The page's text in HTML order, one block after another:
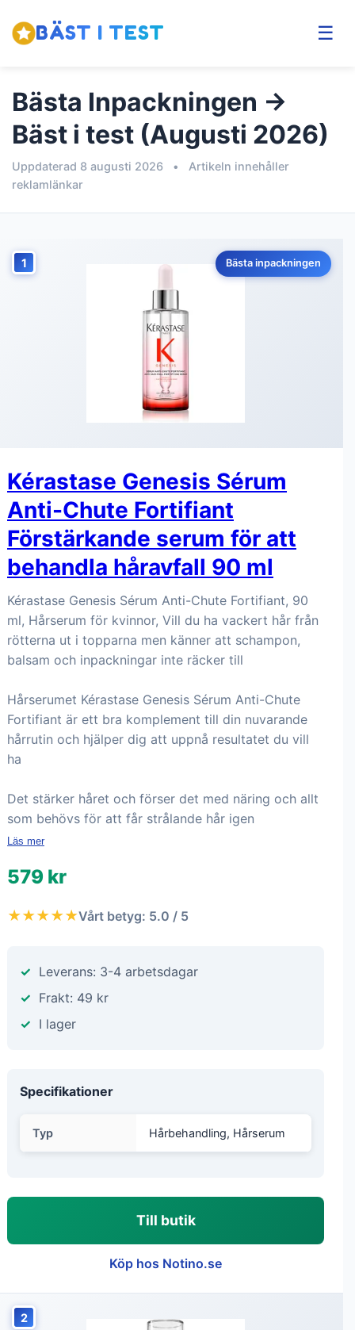
BÄST I TEST ☰
Bästa Inpackningen →
Bäst i test (Augusti 2026)
Uppdaterad 8 augusti 2026 •
Artikeln innehåller
reklamlänkar
1 Bästa inpackningen
Kérastase Genesis Sérum
Anti-Chute Fortifiant
Förstärkande serum för att
behandla håravfall 90 ml
Kérastase Genesis Sérum Anti-Chute Fortifiant, 90
ml, Hårserum för kvinnor, Vill du ha vackert hår från
rötterna ut i topparna men känner att schampon,
balsam och inpackningar inte räcker till
Hårserumet Kérastase Genesis Sérum Anti-Chute
Fortifiant är ett bra komplement till din nuvarande
hårrutin och hjälper dig att uppnå resultatet du vill
ha
Det stärker håret och förser det med näring och allt
som behövs för att får strålande hår igen
Läs mer
579 kr
★★★★★Vårt betyg: 5.0 / 5
Leverans: 3-4 arbetsdagar
Frakt: 49 kr
I lager
Specifikationer
Typ Hårbehandling, Hårserum
Till butik
Köp hos Notino.se
2